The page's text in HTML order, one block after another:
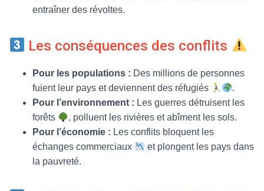
entraîner des révoltes.
Les conséquences des conflits
Pour les populations : Des millions de personnes
fuient leur pays et deviennent des réfugiés
.
Pour l’environnement : Les guerres détruisent les
forêts
, polluent les rivières et abîment les sols.
Pour l’économie : Les conflits bloquent les
échanges commerciaux
et plongent les pays dans
la pauvreté.